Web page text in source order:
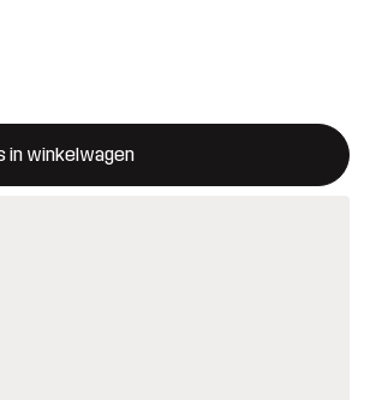
in winkelwagen
de bevestiging van een nieuw item in het